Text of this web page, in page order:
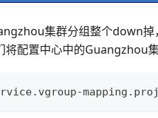
集群分组整个down
将配置中心中的Guangzhou